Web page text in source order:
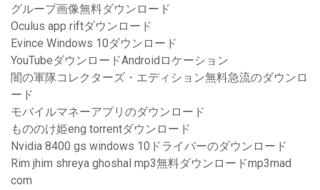
グループ画像無料ダウンロード
Oculus app riftダウンロード
Evince Windows 10ダウンロード
YouTubeダウンロードAndroidロケーション
闇の軍隊コレクターズ・エディション無料急流のダウンロ
ード
モバイルマネーアプリのダウンロード
もののけ姫eng torrentダウンロード
Nvidia 8400 gs windows 10ドライバーのダウンロード
Rim jhim shreya ghoshal mp3無料ダウンロードmp3mad
com